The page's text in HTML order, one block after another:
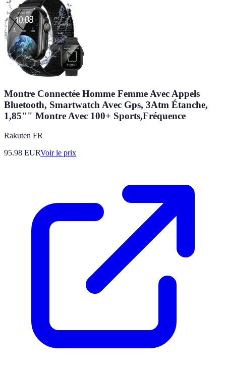
Montre Connectée Homme Femme Avec Appels
Bluetooth, Smartwatch Avec Gps, 3Atm Étanche,
1,85"" Montre Avec 100+ Sports,Fréquence
Rakuten FR
95.98 EURVoir le prix